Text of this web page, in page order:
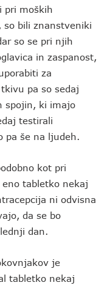
pri moških
so bili znanstveniki
so se pri njih
in zaspanost,
za
pa so sedaj
spojin, ki imajo
testirali
pa še na ljudeh.
kot pri
tabletko nekaj
ni odvisna
da se bo
dan.
je
tabletko nekaj